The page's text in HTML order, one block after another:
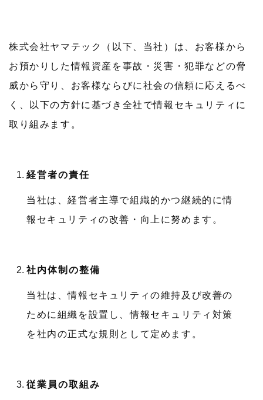
株式会社ヤマテック（以下、当社）は、お客様から
お預かりした情報資産を事故・災害・犯罪などの脅
威から守り、お客様ならびに社会の信頼に応えるべ
く、以下の方針に基づき全社で情報セキュリティに
取り組みます。
経営者の責任
当社は、経営者主導で組織的かつ継続的に情
報セキュリティの改善・向上に努めます。
社内体制の整備
当社は、情報セキュリティの維持及び改善の
ために組織を設置し、情報セキュリティ対策
を社内の正式な規則として定めます。
従業員の取組み